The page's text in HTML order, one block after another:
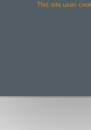
This site uses